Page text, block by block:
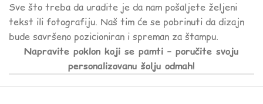
Sve što treba da uradite je da nam pošaljete željeni
tekst ili fotografiju. Naš tim će se pobrinuti da dizajn
bude savršeno pozicioniran i spreman za štampu.
Napravite poklon koji se pamti – poručite svoju
personalizovanu šolju odmah!